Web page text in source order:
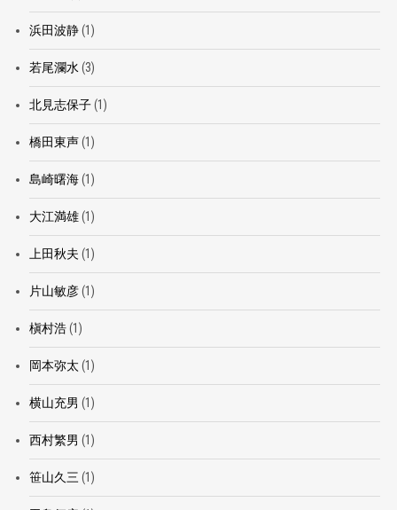
浜田波静(1)
若尾瀾水 (3)
北見志保子(1)
橋田東声(1)
島崎曙海(1)
大江満雄(1)
上田秋夫 (1)
片山敏彦(1)
槇村浩(1)
岡本弥太 (1)
横山充男 (1)
西村繁男 (1)
笹山久三 (1)